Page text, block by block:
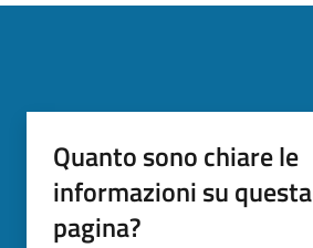
Quanto sono chiare le
informazioni su questa
pagina?